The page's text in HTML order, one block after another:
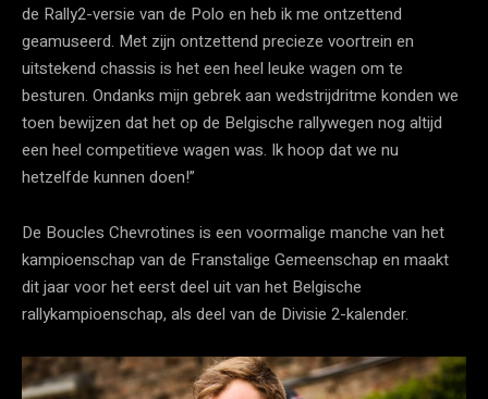
de Rally2-versie van de Polo en heb ik me ontzettend
geamuseerd. Met zijn ontzettend precieze voortrein en
uitstekend chassis is het een heel leuke wagen om te
besturen. Ondanks mijn gebrek aan wedstrijdritme konden we
toen bewijzen dat het op de Belgische rallywegen nog altijd
een heel competitieve wagen was. Ik hoop dat we nu
hetzelfde kunnen doen!”
De Boucles Chevrotines is een voormalige manche van het
kampioenschap van de Franstalige Gemeenschap en maakt
dit jaar voor het eerst deel uit van het Belgische
rallykampioenschap, als deel van de Divisie 2-kalender.